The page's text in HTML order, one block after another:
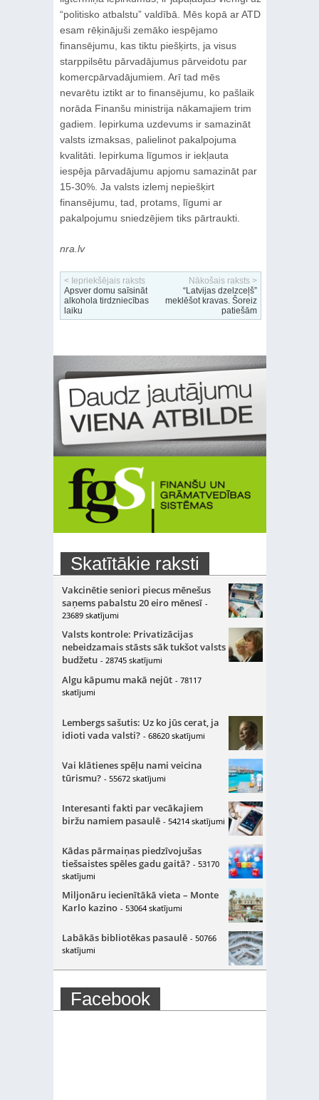
“politisko atbalstu” valdībā. Mēs kopā ar ATD
esam rēķinājuši zemāko iespējamo
finansējumu, kas tiktu piešķirts, ja visus
starppilsētu pārvadājumus pārveidotu par
komercpārvadājumiem. Arī tad mēs
nevarētu iztikt ar to finansējumu, ko pašlaik
norāda Finanšu ministrija nākamajiem trim
gadiem. Iepirkuma uzdevums ir samazināt
valsts izmaksas, palielinot pakalpojuma
kvalitāti. Iepirkuma līgumos ir iekļauta
iespēja pārvadājumu apjomu samazināt par
15-30%. Ja valsts izlemj nepiešķirt
finansējumu, tad, protams, līgumi ar
pakalpojumu sniedzējiem tiks pārtraukti.
nra.lv
< Iepriekšējais raksts
Apsver domu saīsināt
alkohola tirdzniecības
laiku
Nākošais raksts >
“Latvijas dzelzceļš”
meklēšot kravas. Šoreiz
patiešām
Skatītākie raksti
Vakcinētie seniori piecus mēnešus
saņems pabalstu 20 eiro mēnesī -
23689 skatījumi
Valsts kontrole: Privatizācijas
nebeidzamais stāsts sāk tukšot valsts
budžetu - 28745 skatījumi
Algu kāpumu makā nejūt - 78117
skatījumi
Lembergs sašutis: Uz ko jūs cerat, ja
idioti vada valsti? - 68620 skatījumi
Vai klātienes spēļu nami veicina
tūrismu? - 55672 skatījumi
Interesanti fakti par vecākajiem
biržu namiem pasaulē - 54214 skatījumi
Kādas pārmaiņas piedzīvojušas
tiešsaistes spēles gadu gaitā? - 53170
skatījumi
Miljonāru iecienītākā vieta – Monte
Karlo kazino - 53064 skatījumi
Labākās bibliotēkas pasaulē - 50766
skatījumi
Facebook